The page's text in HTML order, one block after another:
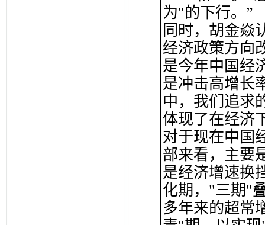
为"的下行。”
同时，胡金焱
经济政策方向
是今年中国经
是冲击高增长
中，我们追求
体现了在经济
对于现在中国
部来看，主要
是经济增速换
化期，"三期"
多年来的超常